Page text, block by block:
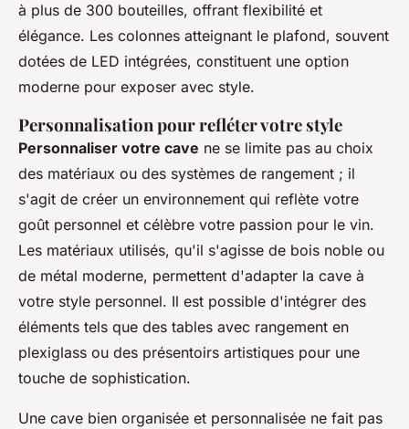
à plus de 300 bouteilles, offrant flexibilité et
élégance. Les colonnes atteignant le plafond, souvent
dotées de LED intégrées, constituent une option
moderne pour exposer avec style.
Personnalisation pour refléter votre style
Personnaliser votre cave ne se limite pas au choix
des matériaux ou des systèmes de rangement ; il
s'agit de créer un environnement qui reflète votre
goût personnel et célèbre votre passion pour le vin.
Les matériaux utilisés, qu'il s'agisse de bois noble ou
de métal moderne, permettent d'adapter la cave à
votre style personnel. Il est possible d'intégrer des
éléments tels que des tables avec rangement en
plexiglass ou des présentoirs artistiques pour une
touche de sophistication.
Une cave bien organisée et personnalisée ne fait pas